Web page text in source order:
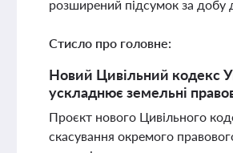
розширений підсумок за добу
Стисло про головне:
Новий Цивільний кодекс
ускладнює земельні
Проєкт нового Цивільного
скасування окремого